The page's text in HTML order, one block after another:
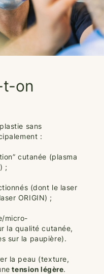
t-on
sans
:
cutanée (plasma
;
(dont le laser
ORIGIN) ;
micro-
la qualité cutanée,
sur la paupière).
la peau (texture,
tension légère.